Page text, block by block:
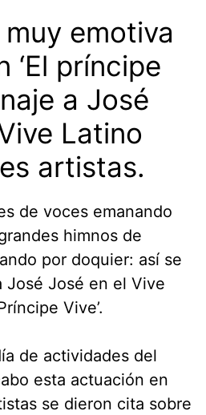
emotiva
‘El príncipe
a José
Latino
artistas.
de voces emanando
himnos de
por doquier: así se
José José en el Vive
Vive’.
de actividades del
esta actuación en
se dieron cita sobre